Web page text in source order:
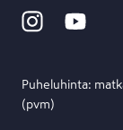
Puheluhinta:
(pvm)